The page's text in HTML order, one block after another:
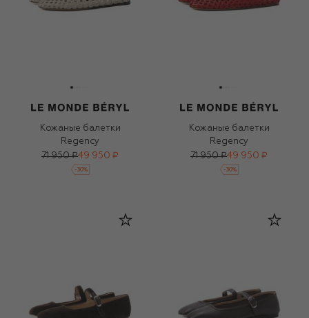
Кожаные балетки
Regency
71 950 ₽49 950 ₽
-30%
Кожаные балетки
Regency
71 950 ₽49 950 ₽
-30%